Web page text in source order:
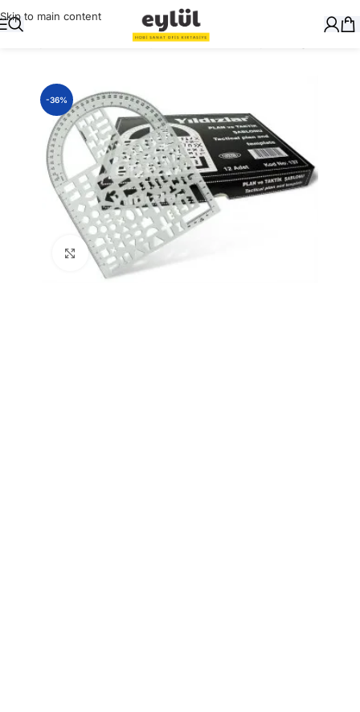
Skip to main content
Masaüstü Gereçler/Cetvelleri, Gönye, Pergel
-36%
Büyütmek için tıklayın